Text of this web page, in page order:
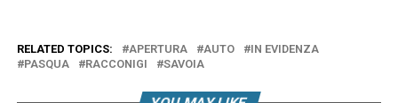
RELATED TOPICS: APERTURA AUTO
IN EVIDENZA
PASQUA
RACCONIGI SAVOIA